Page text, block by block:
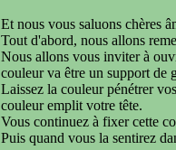
Et nous vous saluons chères
Tout d'abord, nous allons
Nous allons vous inviter à
couleur va être un support de
Laissez la couleur pénétrer
couleur emplit votre tête.
Vous continuez à fixer cette
Puis quand vous la sentirez